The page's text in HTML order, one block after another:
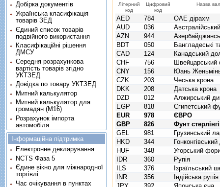
Літерний
код
Цифровий
код
Назва
AED 784
ОАЕ дірахм
AUD
036
AZN
944
BDT
050
Бангладеські
CAD
124
Канадський
CHF
756
Швейцарський
CNY
156
Юань
CZK
203
Чеська крона
DKK
208
Датська крона
DZD
012
Алжирський
EGP
818
Єгипетський
EUR
978
ЄВРО
GBP
826
Фунт
GEL
981
Грузинський
HKD
344
HUF
348
Угорський
IDR
360
Рупія
ILS
376
Ізраїльський
INR
356
Індійська рупія
Добірка документів
Українська класифікація
товарів ЗЕД
Єдиний список товарів
подвійного використання
Класифікаційні рішення
ДМСУ
Середня розрахункова
вартість товарів згідно
УКТЗЕД
Довідка по товару УКТЗЕД
Митний калькулятор
Митний калькулятор для
громадян (М16)
Розрахунок імпорта
автомобіля
Інформаційна підтримка
Електронне декларування
NCTS Фаза 5
Єдине вікно для міжнародної
торгівлі
Час очікування в пунктах